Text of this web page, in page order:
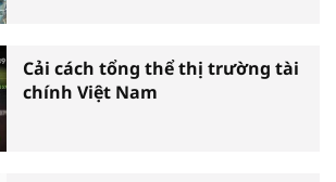
Cải cách tổng thể thị trường tài
chính Việt Nam